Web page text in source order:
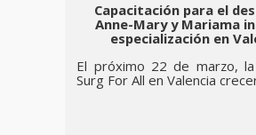
Capacitación para el
Anne-Mary y Mariama
especialización en
El próximo 22 de marzo,
Surg For All en Valencia